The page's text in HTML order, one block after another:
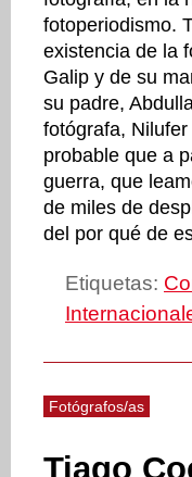
fotoperiodismo.
existencia de la
Galip y de su
su padre,
fotógrafa,
probable que a
guerra, que
de miles de
del por qué de
Etiquetas:
Fotógrafos/as
Tiago